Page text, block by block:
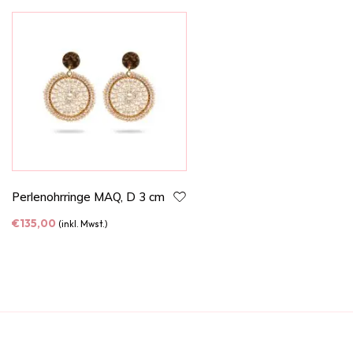
Perlenohrringe MAQ, D 3 cm
€135,00 (inkl. Mwst.)